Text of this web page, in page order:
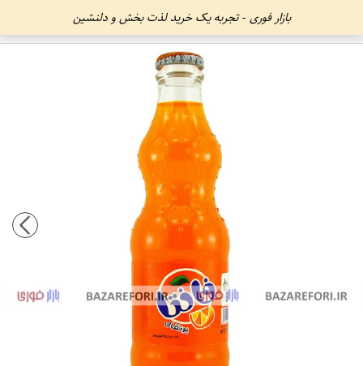
بازار فوری - تجربه یک خرید لذت بخش و دلنشین